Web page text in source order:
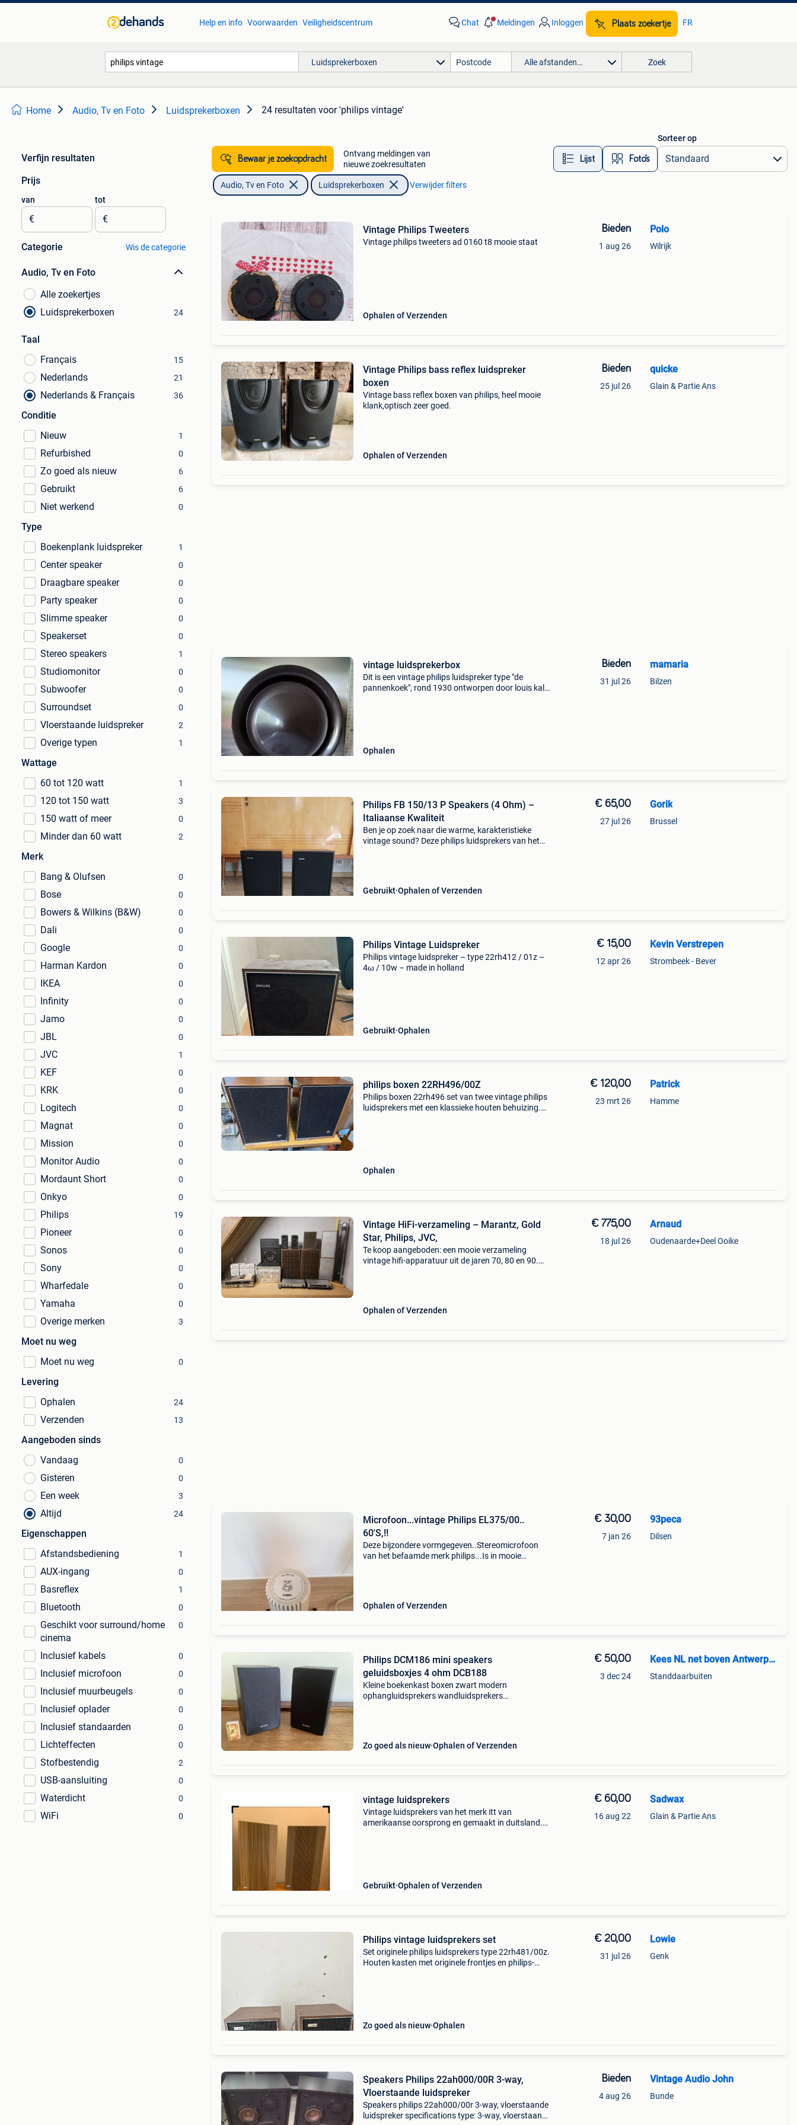
Help en info Voorwaarden Veiligheidscentrum Chat Meldingen Inloggen Plaats zoekertje FR
Luidsprekerboxen Alle afstanden… Zoek
Home Audio, Tv en Foto Luidsprekerboxen 24 resultaten voor 'philips vintage'
Verfijn resultaten
Prijs
van
€
tot
€
Categorie Wis de categorie
Audio, Tv en Foto
Alle zoekertjes
Luidsprekerboxen
24
Taal
Français
15
Nederlands 21
Nederlands & Français 36
Conditie
Nieuw
1
Refurbished 0
Zo goed als nieuw 6
Gebruikt 6
Niet werkend 0
Type
Boekenplank luidspreker
1
Center speaker 0
Draagbare speaker 0
Party speaker 0
Slimme speaker 0
Speakerset 0
Stereo speakers 1
Studiomonitor 0
Subwoofer 0
Surroundset 0
Vloerstaande luidspreker 2
Overige typen 1
Wattage
60 tot 120 watt
1
120 tot 150 watt 3
150 watt of meer 0
Minder dan 60 watt 2
Merk
Bang & Olufsen
0
Bose 0
Bowers & Wilkins (B&W) 0
Dali 0
Google 0
Harman Kardon 0
IKEA 0
Infinity 0
Jamo 0
JBL 0
JVC 1
KEF 0
KRK 0
Logitech 0
Magnat 0
Mission 0
Monitor Audio 0
Mordaunt Short 0
Onkyo 0
Philips 19
Pioneer 0
Sonos 0
Sony 0
Wharfedale 0
Yamaha 0
Overige merken 3
Moet nu weg
Moet nu weg
0
Levering
Ophalen
24
Verzenden 13
Aangeboden sinds
Vandaag
0
Gisteren 0
Een week 3
Altijd 24
Eigenschappen
Afstandsbediening
1
AUX-ingang 0
Basreflex 1
Bluetooth 0
Geschikt voor surround/home
cinema
0
Inclusief kabels 0
Inclusief microfoon 0
Inclusief muurbeugels 0
Inclusief oplader 0
Inclusief standaarden 0
Lichteffecten 0
Stofbestendig 2
USB-aansluiting 0
Waterdicht 0
WiFi 0
Bewaar je zoekopdracht
Ontvang meldingen van
nieuwe zoekresultaten
Lijst Foto’s
Sorteer op
Audio, Tv en Foto Luidsprekerboxen Verwijder filters
Vintage Philips Tweeters
Vintage philips tweeters ad 0160 t8 mooie staat
Ophalen of Verzenden
Bieden
1 aug 26
Polo
Wilrijk
Vintage Philips bass reflex luidspreker
boxen
Vintage bass reflex boxen van philips, heel mooie
klank,optisch zeer goed.
Ophalen of Verzenden
Bieden
25 jul 26
quicke
Glain & Partie Ans
vintage luidsprekerbox
Dit is een vintage philips luidspreker type "de
pannenkoek", rond 1930 ontworpen door louis kalff
Ophalen
Bieden
31 jul 26
mamaria
Bilzen
Philips FB 150/13 P Speakers (4 Ohm) –
Italiaanse Kwaliteit
Ben je op zoek naar die warme, karakteristieke
vintage sound? Deze philips luidsprekers van het
Gebruikt Ophalen of Verzenden
€ 65,00
27 jul 26
Gorik
Brussel
Philips Vintage Luidspreker
Philips vintage luidspreker – type 22rh412 / 01z –
4ω / 10w – made in holland
Gebruikt Ophalen
€ 15,00
12 apr 26
Kevin Verstrepen
Strombeek - Bever
philips boxen 22RH496/00Z
Philips boxen 22rh496 set van twee vintage philips
luidsprekers met een klassieke houten behuizing.
Ophalen
€ 120,00
23 mrt 26
Patrick
Hamme
Vintage HiFi-verzameling – Marantz, Gold
Star, Philips, JVC,
Te koop aangeboden: een mooie verzameling
vintage hifi-apparatuur uit de jaren 70, 80 en 90.
Ophalen of Verzenden
€ 775,00
18 jul 26
Arnaud
Oudenaarde+Deel Ooike
Microfoon...vintage Philips EL375/00..
60'S,!!
Deze bijzondere vormgegeven..Stereomicrofoon
van het befaamde merk philips...Is in mooie
Ophalen of Verzenden
€ 30,00
7 jan 26
93peca
Dilsen
Philips DCM186 mini speakers
geluidsboxjes 4 ohm DCB188
Kleine boekenkast boxen zwart modern
ophangluidsprekers wandluidsprekers
Zo goed als nieuw Ophalen of Verzenden
€ 50,00
3 dec 24
Kees NL net boven Antwerpen
Standdaarbuiten
vintage luidsprekers
Vintage luidsprekers van het merk itt van
amerikaanse oorsprong en gemaakt in duitsland.
Gebruikt Ophalen of Verzenden
€ 60,00
16 aug 22
Sadwax
Glain & Partie Ans
Philips vintage luidsprekers set
Set originele philips luidsprekers type 22rh481/00z.
Houten kasten met originele frontjes en philips-
Zo goed als nieuw Ophalen
€ 20,00
31 jul 26
Lowie
Genk
Speakers Philips 22ah000/00R 3-way,
Vloerstaande luidspreker
Speakers philips 22ah000/00r 3-way, vloerstaande
luidspreker specifications type: 3-way, vloerstaande
Bieden
4 aug 26
Vintage Audio John
Bunde